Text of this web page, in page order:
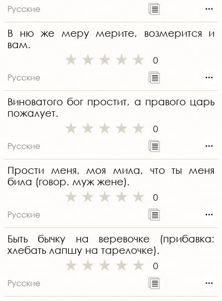
Русские
В ню же меру мерите, возмерится и
вам.
0
Русские
Виноватого бог простит, а правого царь
пожалует.
0
Русские
Прости меня, моя мила, что ты меня
била (говор. муж жене).
0
Русские
Быть бычку на веревочке (прибавка:
хлебать лапшу на тарелочке).
0
Русские